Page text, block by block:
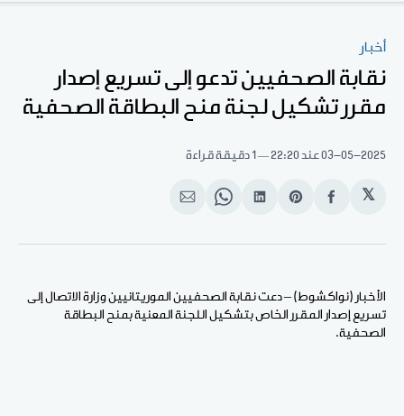
أخبار
نقابة الصحفيين تدعو إلى تسريع إصدار
مقرر تشكيل لجنة منح البطاقة الصحفية
03-05-2025عند 22:20 1 دقيقة قراءة
𝕏
انشر
الفيسبوك
Share
Pinterest
انشر
لينكد
Share
WhatsApp
انشر
الإيميل
الأخبار (نواكشوط) – دعت نقابة الصحفيين الموريتانيين وزارة الاتصال إلى
تسريع إصدار المقرر الخاص بتشكيل اللجنة المعنية بمنح البطاقة
الصحفية.